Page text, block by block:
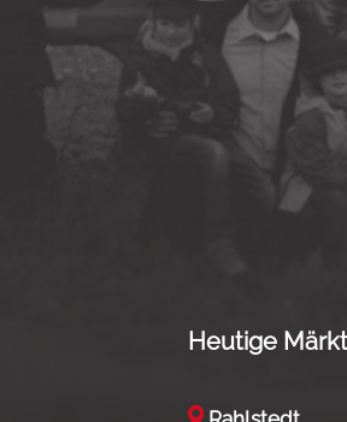
Heutige